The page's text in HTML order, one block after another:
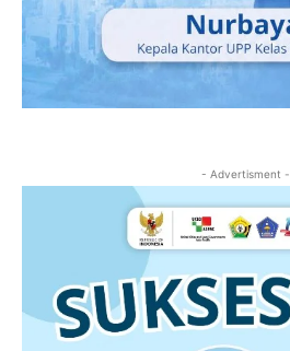
- Advertisment -